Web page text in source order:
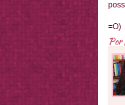
=O)
Por